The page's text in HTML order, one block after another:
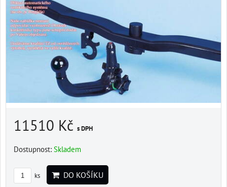
11510 Kč s DPH
Dostupnost: Skladem
ks DO KOŠÍKU